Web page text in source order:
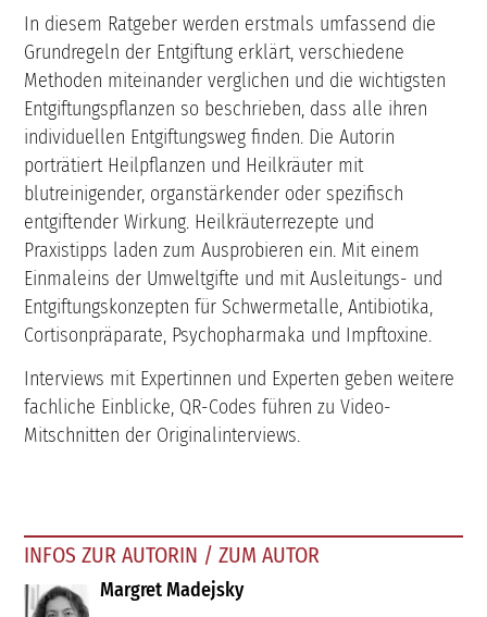
In diesem Ratgeber werden erstmals umfassend die
Grundregeln der Entgiftung erklärt, verschiedene
Methoden miteinander verglichen und die wichtigsten
Entgiftungspflanzen so beschrieben, dass alle ihren
individuellen Entgiftungsweg finden. Die Autorin
porträtiert Heilpflanzen und Heilkräuter mit
blutreinigender, organstärkender oder spezifisch
entgiftender Wirkung. Heilkräuterrezepte und
Praxistipps laden zum Ausprobieren ein. Mit einem
Einmaleins der Umweltgifte und mit Ausleitungs- und
Entgiftungskonzepten für Schwermetalle, Antibiotika,
Cortisonpräparate, Psychopharmaka und Impftoxine.
Interviews mit Expertinnen und Experten geben weitere
fachliche Einblicke, QR-Codes führen zu Video-
Mitschnitten der Originalinterviews.
INFOS ZUR AUTORIN / ZUM AUTOR
Margret Madejsky